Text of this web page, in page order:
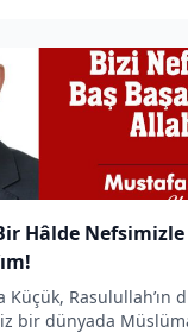
Hâlde Nefsimizle
Küçük, Rasulullah’ın
bir dünyada